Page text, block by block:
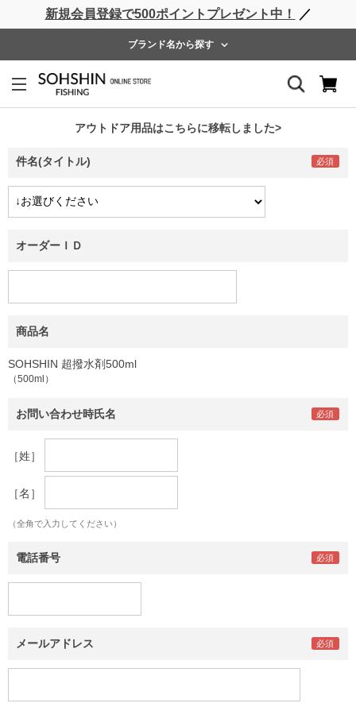
新規会員登録で500ポイントプレゼント中！ ／
ブランド名から探す
アウトドア用品はこちらに移転しました>
ライフベスト ウェーダー レインウェア フットウェア
お問い合わせ
件名(タイトル)
オーダーＩＤ
商品名
SOHSHIN 超撥水剤500ml
（500ml）
お問い合わせ時氏名
［姓］
［名］
（全角で入力してください）
電話番号
メールアドレス